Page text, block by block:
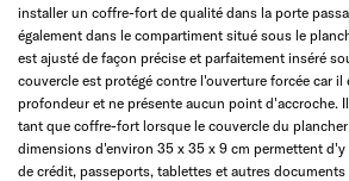
installer un coffre-fort de qualité dans la porte
également dans le compartiment situé sous le
est ajusté de façon précise et parfaitement inséré
couvercle est protégé contre l'ouverture forcée car il
profondeur et ne présente aucun point d'accroche.
tant que coffre-fort lorsque le couvercle du plancher
dimensions d'environ 35 x 35 x 9 cm permettent
de crédit, passeports, tablettes et autres